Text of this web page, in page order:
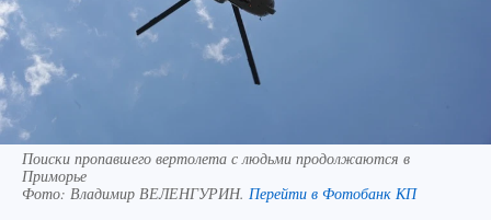
Поиски пропавшего вертолета с людьми продолжаются в
Приморье
Фото: Владимир ВЕЛЕНГУРИН. Перейти в Фотобанк КП